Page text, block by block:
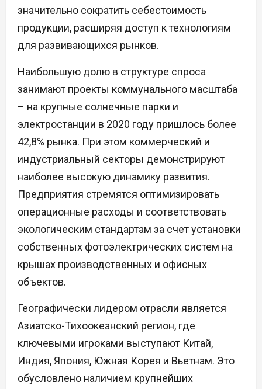
значительно сократить себестоимость
продукции, расширяя доступ к технологиям
для развивающихся рынков.
Наибольшую долю в структуре спроса
занимают проекты коммунального масштаба
– на крупные солнечные парки и
электростанции в 2020 году пришлось более
42,8% рынка. При этом коммерческий и
индустриальный секторы демонстрируют
наиболее высокую динамику развития.
Предприятия стремятся оптимизировать
операционные расходы и соответствовать
экологическим стандартам за счет установки
собственных фотоэлектрических систем на
крышах производственных и офисных
объектов.
Географически лидером отрасли является
Азиатско-Тихоокеанский регион, где
ключевыми игроками выступают Китай,
Индия, Япония, Южная Корея и Вьетнам. Это
обусловлено наличием крупнейших